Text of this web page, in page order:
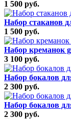
1 500 руб.
Набор стаканов
1 500 руб.
Набор креманок
3 100 руб.
Набор бокалов
2 300 руб.
Набор бокалов
2 300 руб.